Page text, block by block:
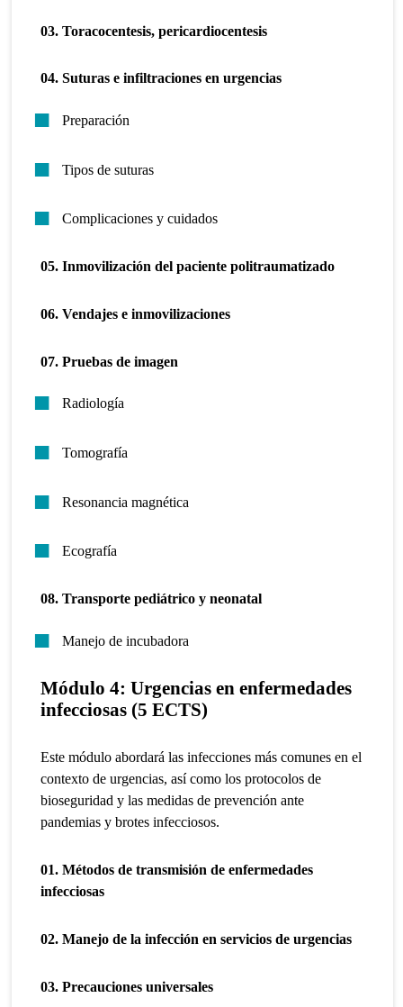
03. Toracocentesis, pericardiocentesis
04. Suturas e infiltraciones en urgencias
Preparación
Tipos de suturas
Complicaciones y cuidados
05. Inmovilización del paciente politraumatizado
06. Vendajes e inmovilizaciones
07. Pruebas de imagen
Radiología
Tomografía
Resonancia magnética
Ecografía
08. Transporte pediátrico y neonatal
Manejo de incubadora
Módulo 4: Urgencias en enfermedades
infecciosas (5 ECTS)
Este módulo abordará las infecciones más comunes en el
contexto de urgencias, así como los protocolos de
bioseguridad y las medidas de prevención ante
pandemias y brotes infecciosos.
01. Métodos de transmisión de enfermedades
infecciosas
02. Manejo de la infección en servicios de urgencias
03. Precauciones universales